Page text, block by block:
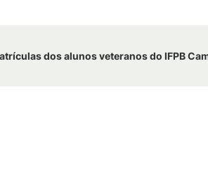
dos alunos veteranos do IFPB